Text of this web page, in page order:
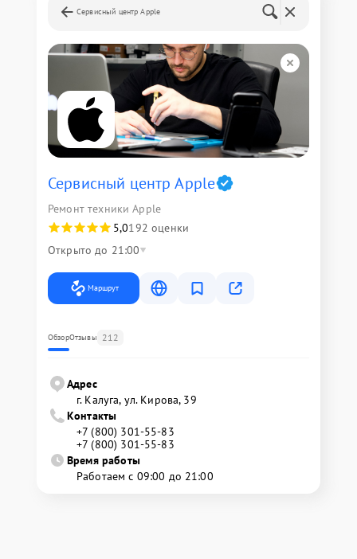
Сервисный центр Apple
Сервисный центр Apple
Ремонт техники Apple
5,0192 оценки
Открыто до 21:00
Маршрут
ОбзорОтзывы 212
Адрес
г. Калуга, ул. Кирова, 39
Контакты
+7 (800) 301-55-83
+7 (800) 301-55-83
Время работы
Работаем с 09:00 до 21:00